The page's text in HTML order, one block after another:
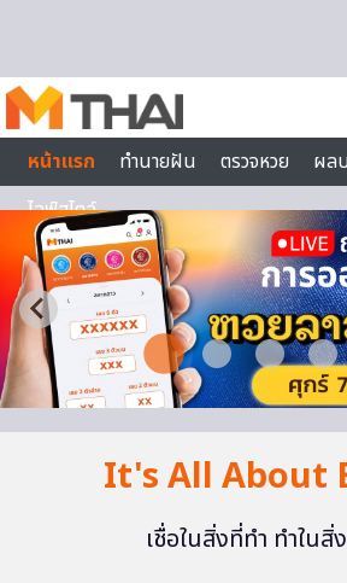
หน้าแรก
ทำนายฝัน ตรวจหวย ผล
ไลฟ์สไตล์
It's All About
เชื่อในสิ่งที่ทำ ทำในสิ่